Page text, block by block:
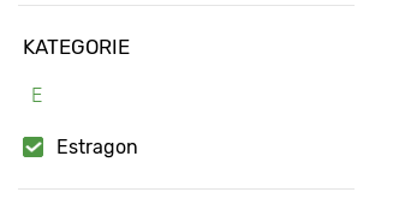
KATEGORIE
E
Estragon